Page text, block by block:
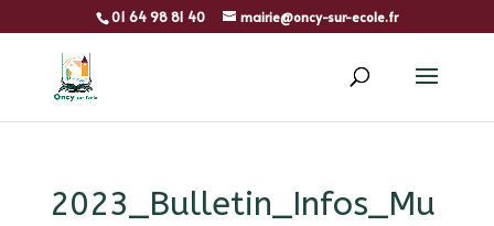
01 64 98 81 40 mairie@oncy-sur-ecole.fr
2023_Bulletin_Infos_Mu